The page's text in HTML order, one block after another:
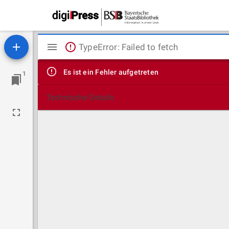
1
Mirador
Viewer
TypeError: Failed to fetch
Es ist ein Fehler aufgetreten
Technische Details